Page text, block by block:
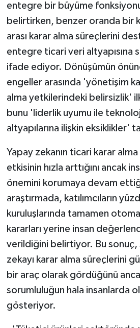
entegre bir büyüme fonksiyonu
belirtirken, benzer oranda bir
arası karar alma süreçlerini
entegre ticari veri altyapısına
ifade ediyor. Dönüşümün
engeller arasında 'yönetişim
alma yetkilerindeki belirsizlik'
bunu 'liderlik uyumu ile
altyapılarına ilişkin eksiklikler'
Yapay zekanın ticari karar
etkisinin hızla arttığını ancak
önemini korumaya devam
araştırmada, katılımcıların
kuruluşlarında tamamen
kararları yerine insan
verildiğini belirtiyor. Bu
zekayı karar alma süreçlerini
bir araç olarak gördüğünü
sorumluluğun hala insanlarda
gösteriyor.